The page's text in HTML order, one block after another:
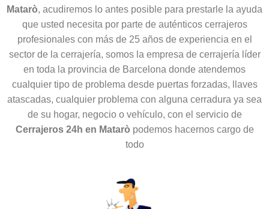
Matarò, acudiremos lo antes posible para prestarle la ayuda
que usted necesita por parte de auténticos cerrajeros
profesionales con más de 25 años de experiencia en el
sector de la cerrajería, somos la empresa de cerrajería líder
en toda la provincia de Barcelona donde atendemos
cualquier tipo de problema desde puertas forzadas, llaves
atascadas, cualquier problema con alguna cerradura ya sea
de su hogar, negocio o vehículo, con el servicio de
Cerrajeros 24h en Matarò podemos hacernos cargo de
todo